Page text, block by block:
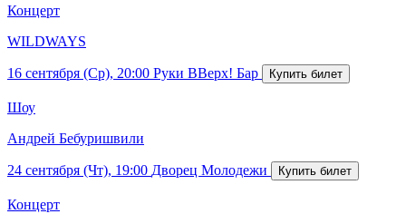
Концерт
WILDWAYS
16 сентября (Ср), 20:00 Руки ВВерх! Бар
Шоу
Андрей Бебуришвили
24 сентября (Чт), 19:00 Дворец Молодежи
Концерт